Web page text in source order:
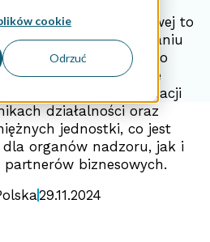
cookie
Odrzuć
finansowej to
zadań w zarządzaniu
Odpowiednio
finansowe
informacji o sytuacji
działalności oraz
jednostki, co jest
organów nadzoru, jak i
biznesowych.
29.11.2024